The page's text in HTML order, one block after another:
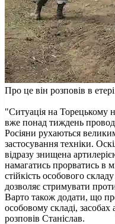
Про це він розповів в
"Ситуація на Торецькому
вже понад тиждень
Росіяни рухаються
застосування техніки.
відразу знищена
намагатись прорватись в
стійкість особового
дозволяє стримувати
Варто також додати, що
особовому складі, засобах
розповів Станіслав.